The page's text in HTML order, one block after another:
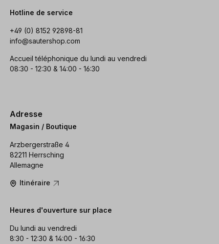
Hotline de service
+49 (0) 8152 92898-81
info@sautershop.com
Accueil téléphonique du lundi au vendredi
08:30 - 12:30 & 14:00 - 16:30
Adresse
Magasin / Boutique
Arzbergerstraße 4
82211 Herrsching
Allemagne
Itinéraire
Heures d'ouverture sur place
Du lundi au vendredi
8:30 - 12:30 & 14:00 - 16:30